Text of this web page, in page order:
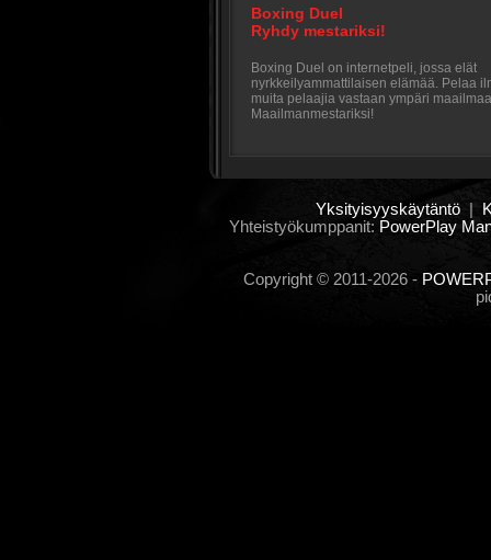
Boxing Duel
Ryhdy mestariksi!
Boxing Duel on internetpeli, jossa elät
nyrkkeilyammattilaisen elämää. Pelaa
muita pelaajia vastaan ympäri
Maailmanmestariksi!
Yksityisyyskäytäntö|
Yhteistyökumppanit: PowerPlay
Copyright © 2011-2026 -